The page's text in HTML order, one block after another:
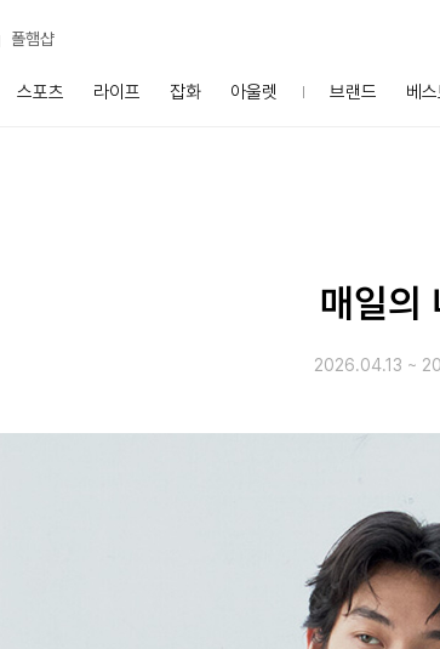
폴햄샵
스포츠 라이프 잡화 아울렛 브랜드 베
매일의
2026.04.13 ~